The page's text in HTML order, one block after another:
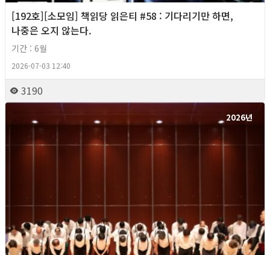
[192호][소모임] 책읽당 읽은티 #58 : 기다리기만 하면,
나중은 오지 않는다.
기간 : 6월
2026-07-03 12:40
3190
2026년